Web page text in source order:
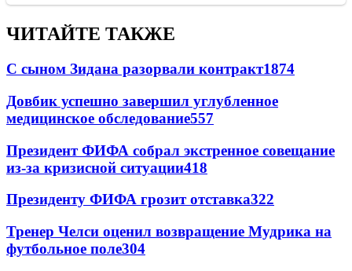
ЧИТАЙТЕ ТАКЖЕ
С сыном Зидана разорвали контракт1874
Довбик успешно завершил углубленное
медицинское обследование557
Президент ФИФА собрал экстренное совещание
из-за кризисной ситуации418
Президенту ФИФА грозит отставка322
Тренер Челси оценил возвращение Мудрика на
футбольное поле304